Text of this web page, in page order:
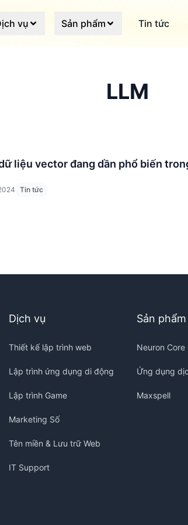
vụ Sản phẩm Tin tức
LLM
liệu vector đang dần phổ biến
Tin tức
Dịch vụ
Thiết kế lập trình web
Lập trình ứng dụng di động
Lập trình Game
Marketing Số
Tên miền & Lưu trữ Web
IT Support
Sản phẩm
Neuron Core
Ứng dụng
Maxspell